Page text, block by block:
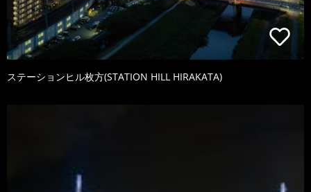
ステーションヒル枚方(STATION HILL HIRAKATA)